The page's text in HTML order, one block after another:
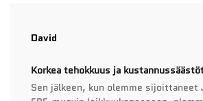
David
Korkea tehokkuus ja
Sen jälkeen, kun olemme sijoittaneet